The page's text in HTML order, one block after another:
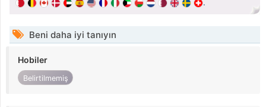
.
Beni daha iyi tanıyın
Hobiler
Belirtilmemiş